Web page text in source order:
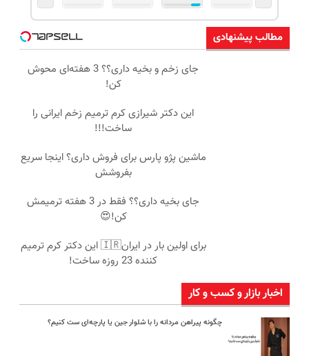
مطالب پیشنهادی
جای زخم و بخیه داری؟؟ 3 هفته‌ای محوش
کن!
این دکتر شیرازی کرم ترمیم زخم ایرانی را
ساخت!!!
ماشین پژو پارس برای فروش داری؟ اینجا سریع
بفروشش
جای بخیه داری؟؟ فقط در 3 هفته ترمیمش
کن!😍
برای اولین بار در ایران🇮🇷 این دکتر کرم ترمیم
کننده 23 روزه ساخت!
اخبار بازار و کسب و کار
چگونه پیراهن مردانه را با شلوار جین یا پارچه‌ای ست کنیم؟